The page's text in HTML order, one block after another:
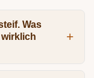
Was